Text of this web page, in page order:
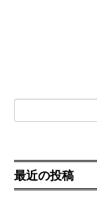
検
索:
最近の投稿